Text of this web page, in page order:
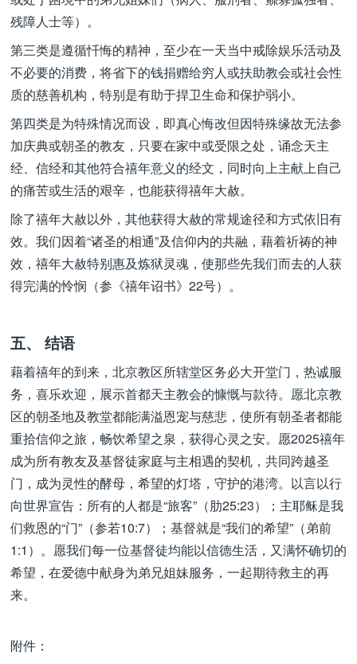
残障人士等）。
第三类是遵循忏悔的精神，至少在一天当中戒除娱乐活动及
不必要的消费，将省下的钱捐赠给穷人或扶助教会或社会性
质的慈善机构，特别是有助于捍卫生命和保护弱小。
第四类是为特殊情况而设，即真心悔改但因特殊缘故无法参
加庆典或朝圣的教友，只要在家中或受限之处，诵念天主
经、信经和其他符合禧年意义的经文，同时向上主献上自己
的痛苦或生活的艰辛，也能获得禧年大赦。
除了禧年大赦以外，其他获得大赦的常规途径和方式依旧有
效。我们因着“诸圣的相通”及信仰内的共融，藉着祈祷的神
效，禧年大赦特别惠及炼狱灵魂，使那些先我们而去的人获
得完满的怜悯（参《禧年诏书》22号）。
五、 结语
藉着禧年的到来，北京教区所辖堂区务必大开堂门，热诚服
务，喜乐欢迎，展示首都天主教会的慷慨与款待。愿北京教
区的朝圣地及教堂都能满溢恩宠与慈悲，使所有朝圣者都能
重拾信仰之旅，畅饮希望之泉，获得心灵之安。愿2025禧年
成为所有教友及基督徒家庭与主相遇的契机，共同跨越圣
门，成为灵性的酵母，希望的灯塔，守护的港湾。以言以行
向世界宣告：所有的人都是“旅客”（肋25:23）；主耶稣是我
们救恩的“门”（参若10:7）；基督就是“我们的希望”（弟前
1:1）。愿我们每一位基督徒均能以信德生活，又满怀确切的
希望，在爱德中献身为弟兄姐妹服务，一起期待救主的再
来。
附件：